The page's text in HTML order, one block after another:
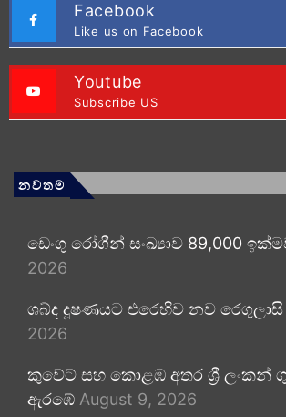
Facebook
Like us on Facebook
Youtube
Subscribe US
නවතම
ඩෙංගු රෝගීන් සංඛ්‍යාව 89,000
2026
ශබ්ද දූෂණයට එරෙහිව නව රෙගුලාසි
2026
කුවේට් සහ කොළඹ අතර ශ්‍රී ලංකන්
ඇරඹේ August 9, 2026